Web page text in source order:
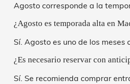
Agosto corresponde a la
¿Agosto es temporada alta en
Sí. Agosto es uno de los
¿Es necesario reservar con
Sí. Se recomienda comprar